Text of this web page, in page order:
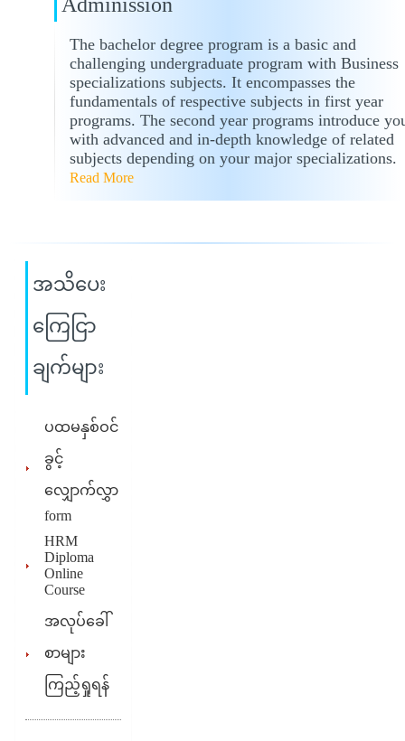
The bachelor degree program is a basic and
challenging undergraduate program with Business
specializations subjects. It encompasses the
fundamentals of respective subjects in first year
programs. The second year programs introduce
with advanced and in-depth knowledge of related
subjects depending on your major specializations.
Read More
အသိပေး
ကြေငြာ
ချက်များ
ပထမနှစ်ဝင်
ခွင့်
လျှောက်လွှာ
form
HRM
Diploma
Online
Course
အလုပ်ခေါ်
စာများ
ကြည့်ရှုရန်